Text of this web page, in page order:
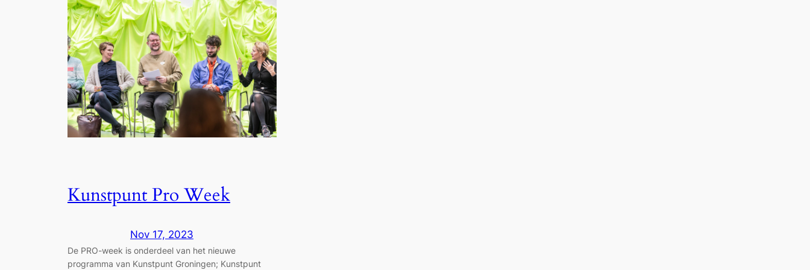
Kunstpunt Pro Week
Nov 17, 2023
De PRO-week is onderdeel van het nieuwe
programma van Kunstpunt Groningen; Kunstpunt